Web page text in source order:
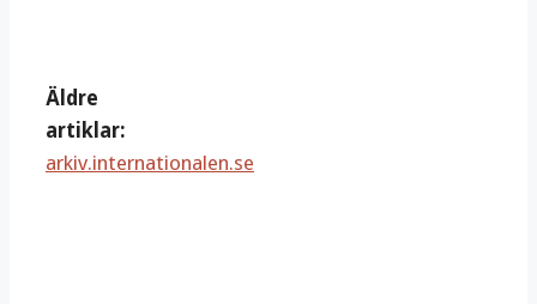
Äldre
artiklar:
arkiv.internationalen.se